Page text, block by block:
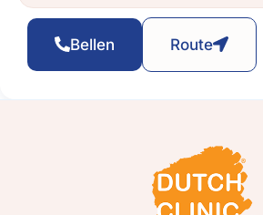
Bellen Route